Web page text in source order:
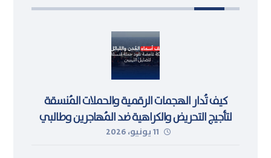
كيف تُدار الهجمات الرقمية والحملات المُنسقة
لتأجيج التحريض والكراهية ضد المُهاجرين وطالبي
اللجوء في ليبيا
11 يونيو، 2026